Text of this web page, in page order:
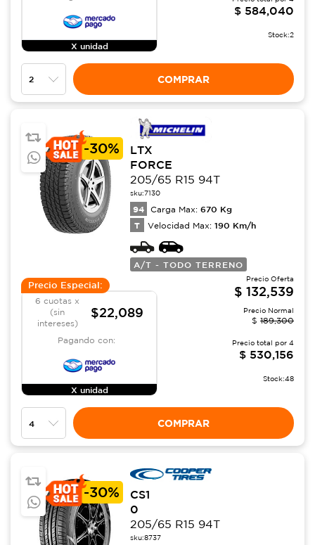
X unidad
$ 584,040
Stock:2
COMPRAR
-30%
LTX
FORCE
205/65 R15 94T
sku:7130
94 Carga Max: 670 Kg
T Velocidad Max: 190 Km/h
A/T - TODO TERRENO
Precio Especial:
6 cuotas x
(sin
intereses)
$22,089
Pagando con:
X unidad
Precio Oferta
$ 132,539
Precio Normal
$ 189,300
Precio total por 4
$ 530,156
Stock:48
COMPRAR
-30%
CS1
0
205/65 R15 94T
sku:8737